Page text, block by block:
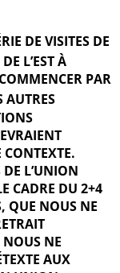
DE VISITES DE
L’EST À
PAR
AUTRES
CONTEXTE.
L’UNION
CADRE DU 2+4
QUE NOUS NE
NOUS NE
AUX